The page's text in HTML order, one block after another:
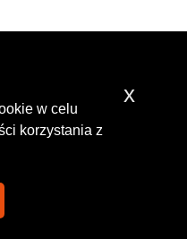
w celu
korzystania z
x